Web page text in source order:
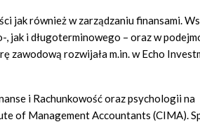
jak również w zarządzaniu finansami.
jak i długoterminowego – oraz w
zawodową rozwijała m.in. w Echo
i Rachunkowość oraz psychologii na
of Management Accountants (CIMA).